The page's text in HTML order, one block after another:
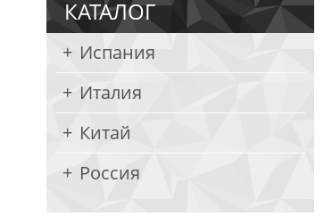
КАТАЛОГ
Испания
Италия
Китай
Россия